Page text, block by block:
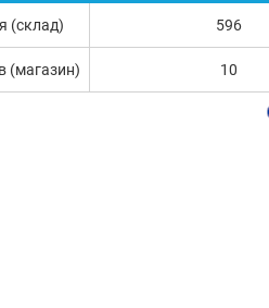
(склад) 596
(магазин) 10